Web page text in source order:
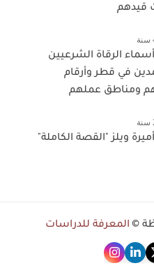
قيدهم
الرقاة الشرعيين
في قطر وأرقام
ومناطق عملهم
ويلز "القصة الكاملة"
© المعرفة للدراسات